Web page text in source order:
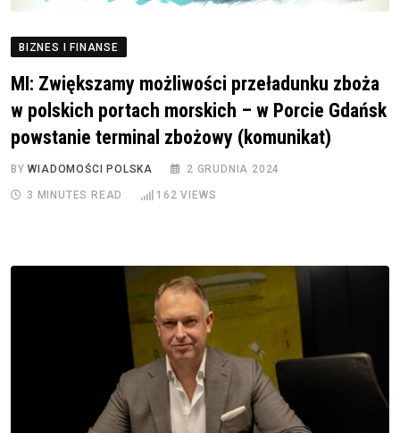
BIZNES I FINANSE
MI: Zwiększamy możliwości przeładunku zboża
w polskich portach morskich – w Porcie Gdańsk
powstanie terminal zbożowy (komunikat)
BYWIADOMOŚCI POLSKA 2 GRUDNIA 2024
3 MINUTES READ 162 VIEWS